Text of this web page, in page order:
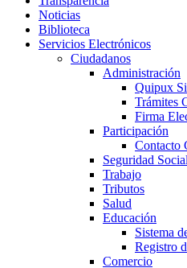
Noticias
Biblioteca
Servicios Electrónicos
Ciudadanos
Administración
Quipux
Trámites
Firma
Participación
Contacto
Seguridad Social
Trabajo
Tributos
Salud
Educación
Sistema
Registro
Comercio